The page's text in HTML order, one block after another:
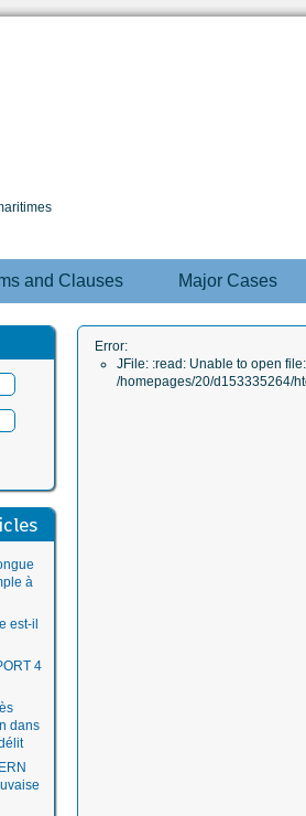
and Clauses Major Cases
à
est-il
4
dans
Error:
JFile: :read: Unable to open file:
/homepages/20/d153335264/